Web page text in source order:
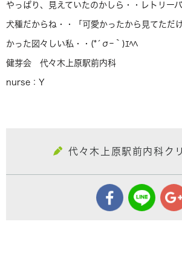
やっぱり、見えていたのかしら・・レトリー
犬種だからね・・「可愛かったから見てただ
かった図々しい私・・(*´σｰ｀)ｴﾍﾍ
健芽会 代々木上原駅前内科
nurse：Y
代々木上原駅前内科ク